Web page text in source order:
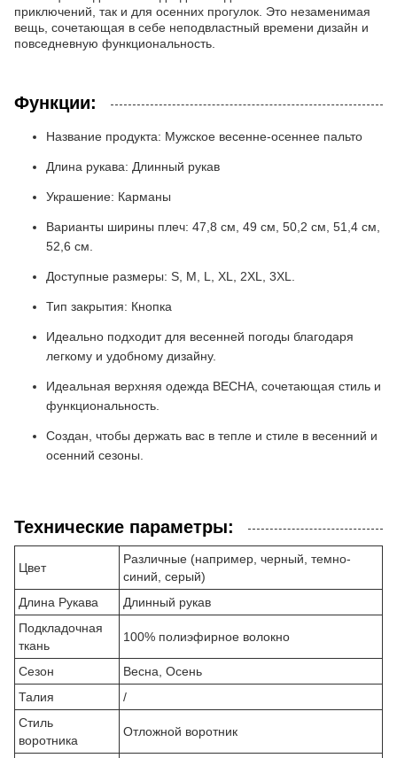
приключений, так и для осенних прогулок. Это незаменимая
вещь, сочетающая в себе неподвластный времени дизайн и
повседневную функциональность.
Функции:
Название продукта: Мужское весенне-осеннее пальто
Длина рукава: Длинный рукав
Украшение: Карманы
Варианты ширины плеч: 47,8 см, 49 см, 50,2 см, 51,4 см,
52,6 см.
Доступные размеры: S, M, L, XL, 2XL, 3XL.
Тип закрытия: Кнопка
Идеально подходит для весенней погоды благодаря
легкому и удобному дизайну.
Идеальная верхняя одежда ВЕСНА, сочетающая стиль и
функциональность.
Создан, чтобы держать вас в тепле и стиле в весенний и
осенний сезоны.
Технические параметры:
Цвет
Различные (например, черный, темно-
синий, серый)
Длина Рукава
Длинный рукав
Подкладочная
ткань
100% полиэфирное волокно
Сезон
Весна, Осень
Талия
/
Стиль
воротника
Отложной воротник